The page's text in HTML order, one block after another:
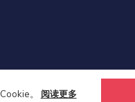
。 阅读更多